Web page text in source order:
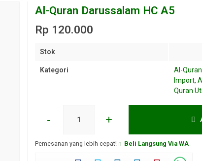
Al-Quran Darussalam HC A5
Rp 120.000
Stok
Kategori Al-
Import,
Quran
- +
Pemesanan yang lebih cepat! Beli Langsung Via WA